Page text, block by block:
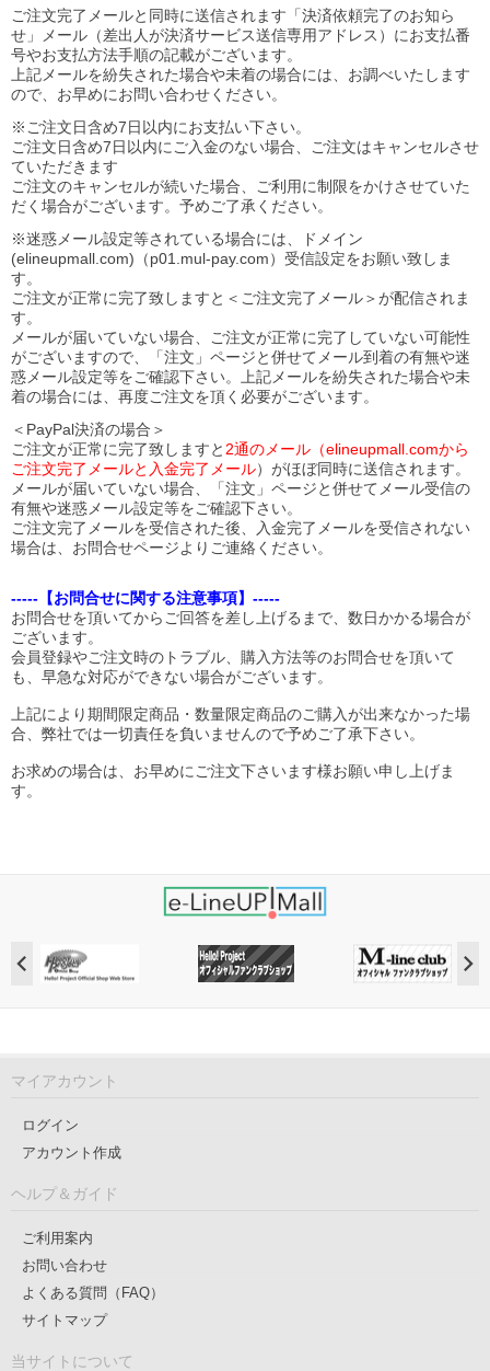
ご注文完了メールと同時に送信されます「決済依頼完了のお知ら
せ」メール（差出人が決済サービス送信専用アドレス）にお支払番
号やお支払方法手順の記載がございます。
上記メールを紛失された場合や未着の場合には、お調べいたします
ので、お早めにお問い合わせください。
※ご注文日含め7日以内にお支払い下さい。
ご注文日含め7日以内にご入金のない場合、ご注文はキャンセルさせ
ていただきます
ご注文のキャンセルが続いた場合、ご利用に制限をかけさせていた
だく場合がございます。予めご了承ください。
※迷惑メール設定等されている場合には、ドメイン
(elineupmall.com)（p01.mul-pay.com）受信設定をお願い致しま
す。
ご注文が正常に完了致しますと＜ご注文完了メール＞が配信されま
す。
メールが届いていない場合、ご注文が正常に完了していない可能性
がございますので、「注文」ページと併せてメール到着の有無や迷
惑メール設定等をご確認下さい。
上記メールを紛失された場合や未
着の場合には、再度ご注文を頂く必要がございます。
＜PayPal決済の場合＞
ご注文が正常に完了致しますと 2通のメール（elineupmall.comから
ご注文完了メールと入金完了メール）がほぼ同時に送信されます。
メールが届いていない場合、「注文」ページと併せてメール受信の
有無や迷惑メール設定等をご確認下さい。
ご注文完了メールを受信された後、入金完了メールを受信されない
場合は、お問合せページよりご連絡ください。
-----【お問合せに関する注意事項】-----
お問合せを頂いてからご回答を差し上げるまで、数日かかる場合が
ございます。
会員登録やご注文時のトラブル、購入方法等のお問合せを頂いて
も、早急な対応ができない場合がございます。
上記により期間限定商品・数量限定商品のご購入が出来なかった場
合、弊社では一切責任を負いませんので予めご了承下さい。
お求めの場合は、お早めにご注文下さいます様お願い申し上げま
す。
マイアカウント
ログイン
アカウント作成
ヘルプ＆ガイド
ご利用案内
お問い合わせ
よくある質問（FAQ）
サイトマップ
当サイトについて